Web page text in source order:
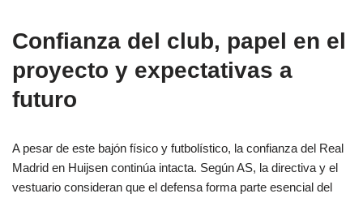
Confianza del club, papel en el
proyecto y expectativas a
futuro
A pesar de este bajón físico y futbolístico, la confianza del Real
Madrid en Huijsen continúa intacta. Según AS, la directiva y el
vestuario consideran que el defensa forma parte esencial del